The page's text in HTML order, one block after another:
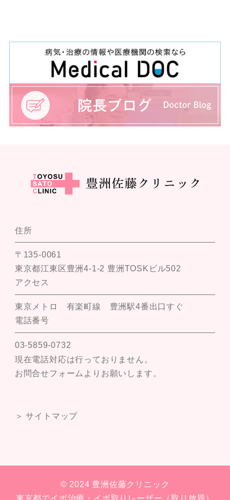
住所
〒135-0061
東京都江東区豊洲4-1-2 豊洲TOSKビル502
アクセス
東京メトロ 有楽町線 豊洲駅4番出口すぐ
電話番号
03-5859-0732
現在電話対応は行っておりません。
お問合せフォームよりお願いします。
＞ サイトマップ
© 2024 豊洲佐藤クリニック
東京都でイボ治療・イボ取りレーザー（取り放題）